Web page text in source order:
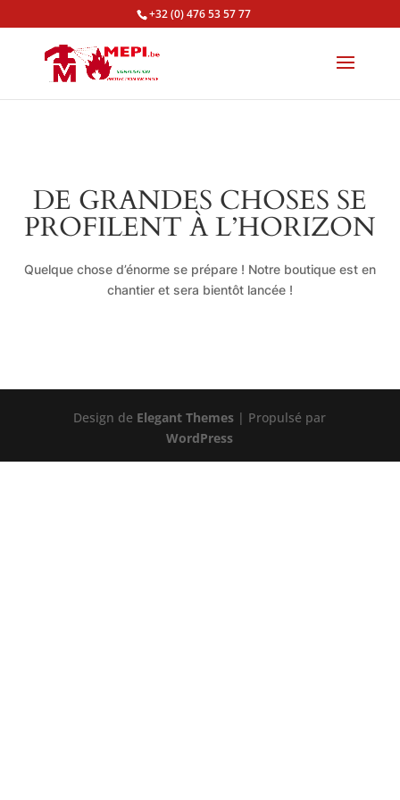
+32 (0) 476 53 57 77
DE GRANDES CHOSES SE
PROFILENT À L’HORIZON
Quelque chose d’énorme se prépare ! Notre boutique est en
chantier et sera bientôt lancée !
Design de Elegant Themes | Propulsé par
WordPress